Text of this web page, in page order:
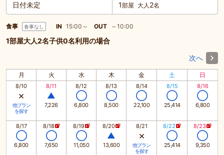
日付未定 1部屋 大人 2名
食事 食事なし IN 15:00～ OUT ～10:00
1部屋大人2名子供0名利用の場合
次へ
月 火 水 木 金 土 日
8/10
×
他プラン
を探す
8/11
▲
7,226
8/12
◯
6,800
8/13
◯
8,500
8/14
◯
22,100
8/15
◯
25,414
8/16
◯
6,800
8/17
◯
6,800
8/18
◯
7,650
8/19
◯
11,050
8/20
▲
13,600
8/21
×
他プラン
を探す
8/22
◯
25,414
8/23
◯
9,350